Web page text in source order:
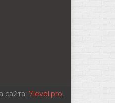
сайта: 7level.pro.